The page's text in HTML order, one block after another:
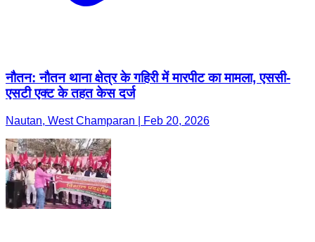
नौतन: नौतन थाना क्षेत्र के गहिरी में मारपीट का मामला, एससी-
एसटी एक्ट के तहत केस दर्ज
Nautan, West Champaran | Feb 20, 2026